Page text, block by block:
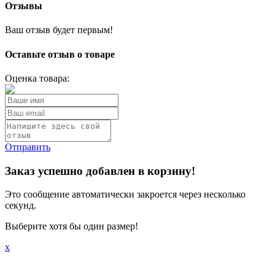
Отзывы
Ваш отзыв будет первым!
Оставьте отзыв о товаре
Оценка товара:
Отправить
Заказ успешно добавлен в корзину!
Это сообщение автоматически закроется через несколько
секунд.
Выберите хотя бы один размер!
x